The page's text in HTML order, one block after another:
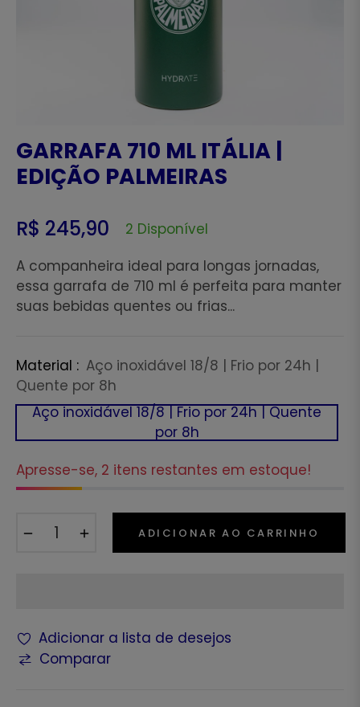
GARRAFA 710 ML ITÁLIA |
EDIÇÃO PALMEIRAS
Preço
regular
R$ 245,90
2 Disponível
A companheira ideal para longas jornadas,
essa garrafa de 710 ml é perfeita para manter
suas bebidas quentes ou frias...
Material : Aço inoxidável 18/8 | Frio por 24h |
Quente por 8h
Aço inoxidável 18/8 | Frio por 24h | Quente
por 8h
Apresse-se, 2 itens restantes em estoque!
ADICIONAR AO CARRINHO
Adicionar a lista de desejos
Comparar